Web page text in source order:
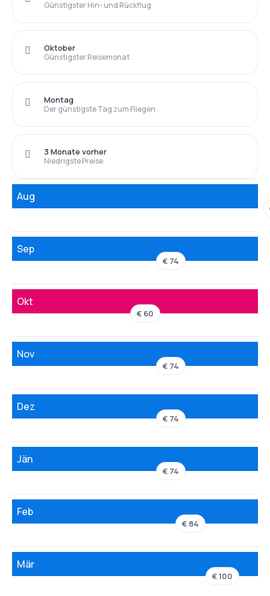
Günstigster Hin- und Rückflug
Günstigster Reisemonat
Oktober
Der günstigste Tag zum Fliegen
Montag
Niedrigste Preise
3 Monate vorher
Aug
Sep
€ 74
Okt
€ 60
Nov
€ 74
Dez
€ 74
Jän
€ 74
Feb
€ 84
Mär
€ 100